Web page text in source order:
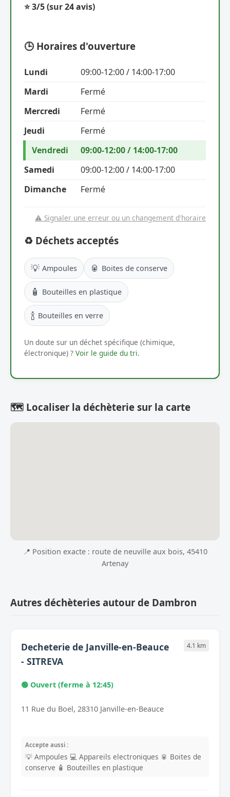
⭐ 3/5(sur 24 avis)
🕒 Horaires d'ouverture
Lundi
09:00-12:00 / 14:00-17:00
Mardi
Fermé
Mercredi
Fermé
Jeudi
Fermé
Vendredi
09:00-12:00 / 14:00-17:00
Samedi
09:00-12:00 / 14:00-17:00
Dimanche
Fermé
⚠️ Signaler une erreur ou un changement d'horaire
♻️ Déchets acceptés
💡 Ampoules 🥫 Boites de conserve
🧴 Bouteilles en plastique
🍾 Bouteilles en verre
Un doute sur un déchet spécifique (chimique,
électronique) ? Voir le guide du tri.
🗺️ Localiser la déchèterie sur la carte
📍 Position exacte : route de neuville aux bois, 45410
Artenay
Autres déchèteries autour de Dambron
Decheterie de Janville-en-Beauce
- SITREVA
4.1 km
🟢 Ouvert (ferme à 12:45)
11 Rue du Boel, 28310 Janville-en-Beauce
Accepte aussi :
💡 Ampoules 💻 Appareils electroniques 🥫 Boites de
conserve 🧴 Bouteilles en plastique